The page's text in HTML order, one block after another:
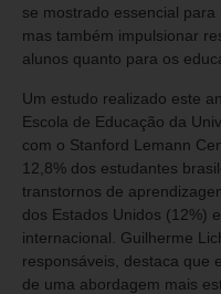
se mostrado essencial
mas também impulsionar
alunos quanto para os
Um estudo realizado este
Escola de Educação da
com o Stanford Lemann
12,8% dos estudantes
transtornos de
dos Estados Unidos (12%)
internacional. Guilherme
responsáveis, destaca que
de uma abordagem mais